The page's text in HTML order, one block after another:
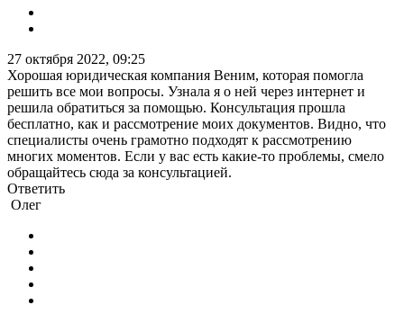
27 октября 2022, 09:25
Хорошая юридическая компания Веним, которая помогла
решить все мои вопросы. Узнала я о ней через интернет и
решила обратиться за помощью. Консультация прошла
бесплатно, как и рассмотрение моих документов. Видно, что
специалисты очень грамотно подходят к рассмотрению
многих моментов. Если у вас есть какие-то проблемы, смело
обращайтесь сюда за консультацией.
Ответить
Олег